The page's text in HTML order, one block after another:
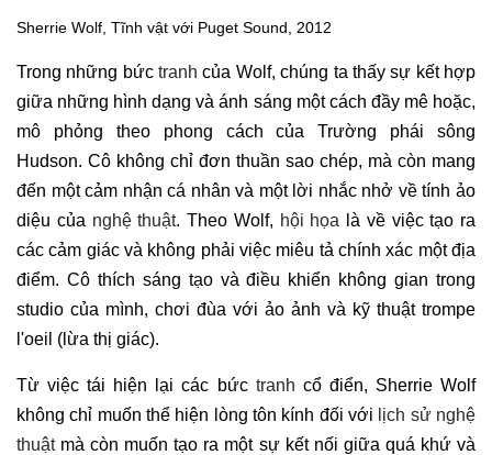
Sherrie Wolf, Tĩnh vật với Puget Sound, 2012
Trong những bứctranh của Wolf, chúng ta thấy sự kết hợp
giữa những hình dạng và ánh sáng một cách đầy mê hoặc,
mô phỏng theo phong cách của Trường phái sông
Hudson. Cô không chỉ đơn thuần sao chép, mà còn mang
đến một cảm nhận cá nhân và một lời nhắc nhở về tính ảo
diệu của nghệ thuật. Theo Wolf, hội họa là về việc tạo ra
các cảm giác và không phải việc miêu tả chính xác một địa
điểm. Cô thích sáng tạo và điều khiển không gian trong
studio của mình, chơi đùa với ảo ảnh và kỹ thuật trompe
l'oeil (lừa thị giác).
Từ việc tái hiện lại các bức tranh cổ điển, Sherrie Wolf
không chỉ muốn thể hiện lòng tôn kính đối với lịch sử nghệ
thuậtmà còn muốn tạo ra một sự kết nối giữa quá khứ và